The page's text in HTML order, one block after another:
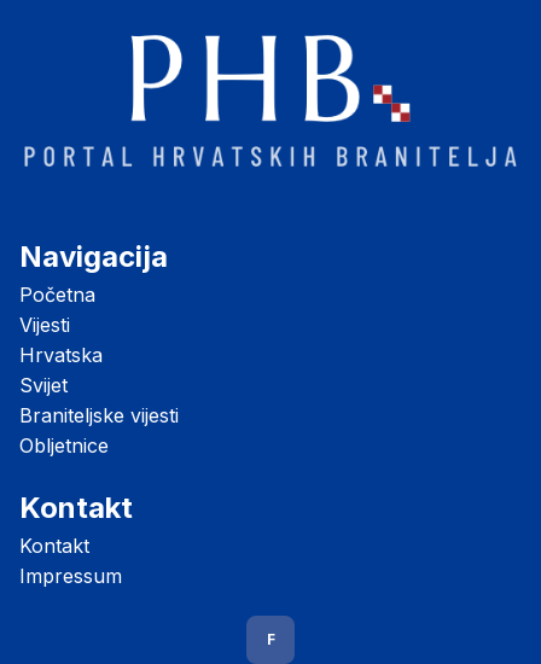
Navigacija
Početna
Vijesti
Hrvatska
Svijet
Braniteljske vijesti
Obljetnice
Kontakt
Kontakt
Impressum
F